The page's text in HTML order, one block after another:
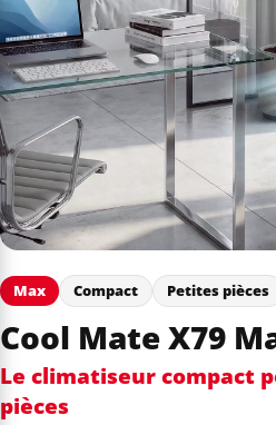
Max Compact Petites pièces
Cool Mate X79
Le climatiseur compact
pièces